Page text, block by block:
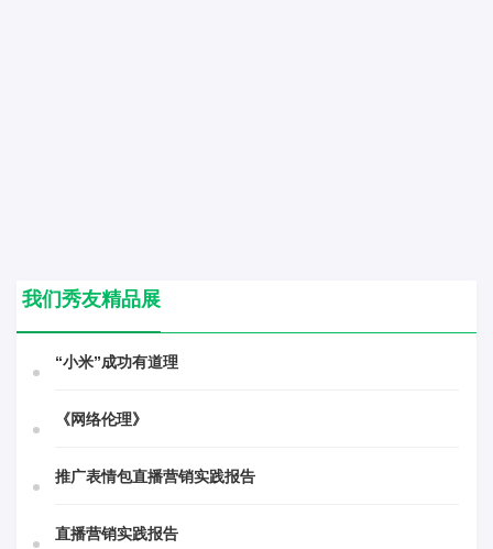
我们秀友精品展
“小米”成功有道理
《网络伦理》
推广表情包直播营销实践报告
直播营销实践报告